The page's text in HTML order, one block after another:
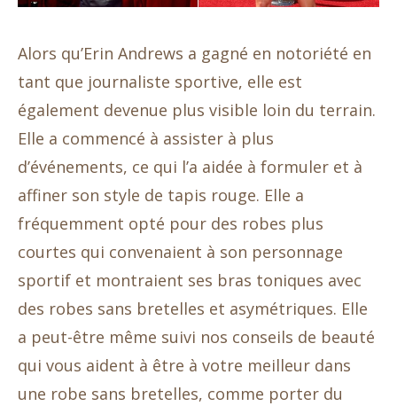
Alors qu’Erin Andrews a gagné en notoriété en
tant que journaliste sportive, elle est
également devenue plus visible loin du terrain.
Elle a commencé à assister à plus
d’événements, ce qui l’a aidée à formuler et à
affiner son style de tapis rouge. Elle a
fréquemment opté pour des robes plus
courtes qui convenaient à son personnage
sportif et montraient ses bras toniques avec
des robes sans bretelles et asymétriques. Elle
a peut-être même suivi nos conseils de beauté
qui vous aident à être à votre meilleur dans
une robe sans bretelles, comme porter du